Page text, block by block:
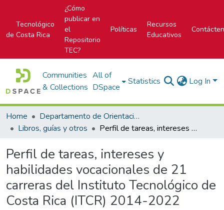
Tecnológico
de Costa Rica
¿Cómo
publicar en
el
Repositorio
TEC?
Políticas
Recursos
Educativos
Communities
& Collections
All of
DSpace
Statistics Log In
Home
Departamento de Orientación y Psicología
Libros, guías y otros
Perfil de tareas, intereses y habilidades vocacionales de 21 carreras del Instituto Tecnológico de Costa Rica (ITCR) 2014-2022
Perfil de tareas, intereses y
habilidades vocacionales de 21
carreras del Instituto Tecnológico de
Costa Rica (ITCR) 2014-2022